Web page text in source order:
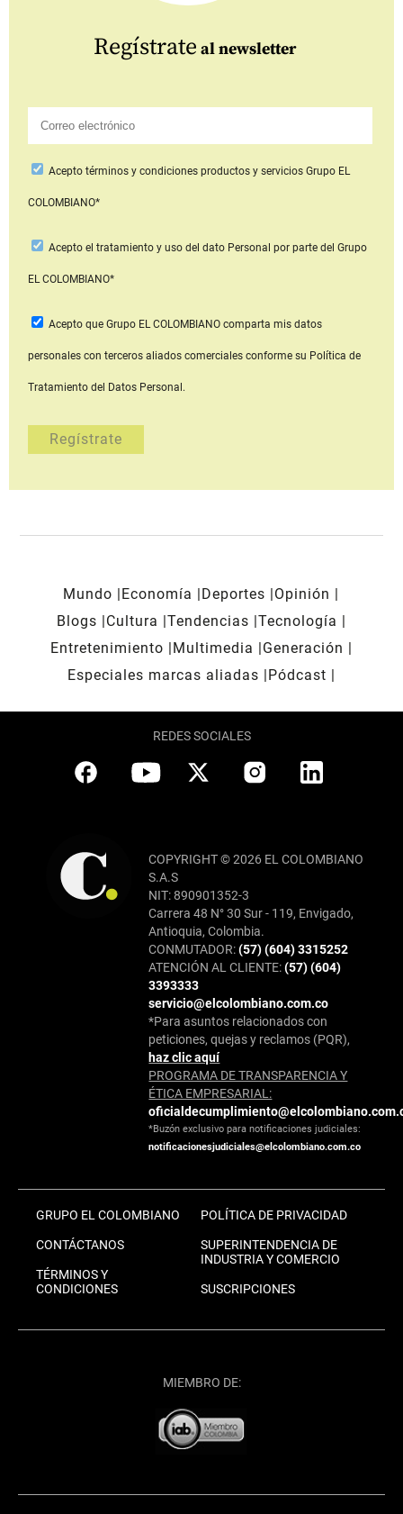
Regístrate al newsletter
Aceptotérminos y condiciones productos y serviciosGrupo EL
COLOMBIANO*
Acepto el tratamiento y uso del dato Personal por parte del Grupo
EL COLOMBIANO*
Acepto que Grupo EL COLOMBIANOcomparta mis datos
personales con terceros aliados comerciales conforme su Política de
Tratamiento del Datos Personal.
Mundo Economía Deportes
Opinión
Blogs
Cultura Tendencias Tecnología
Entretenimiento
Multimedia
Generación
Especiales marcas aliadas
Pódcast
REDES SOCIALES
COPYRIGHT © 2026 EL COLOMBIANO
S.A.S
NIT: 890901352-3
Carrera 48 N° 30 Sur - 119, Envigado,
Antioquia, Colombia.
CONMUTADOR:(57) (604) 3315252
ATENCIÓN AL CLIENTE:(57) (604)
3393333
servicio@elcolombiano.com.co
*Para asuntos relacionados con
peticiones, quejas y reclamos (PQR),
haz clic aquí
PROGRAMA DE TRANSPARENCIA Y
ÉTICA EMPRESARIAL:
*Buzón exclusivo para notificaciones judiciales:
notificacionesjudiciales@elcolombiano.com.co
GRUPO EL COLOMBIANO
CONTÁCTANOS
TÉRMINOS Y
CONDICIONES
POLÍTICA DE PRIVACIDAD
SUPERINTENDENCIA DE
INDUSTRIA Y COMERCIO
SUSCRIPCIONES
MIEMBRO DE: